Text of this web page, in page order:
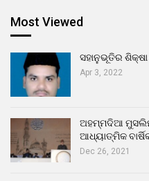
Most Viewed
ସହାନୁଭୂତିର
Apr 3, 2022
ଅହମ୍ମଦିଆ ମୁସଲିମ
ଆଧ୍ୟାତ୍ମିକ
Dec 26, 2021